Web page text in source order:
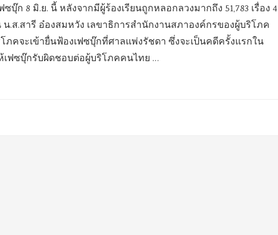
ก 8 มิ.ย. นี้ หลังจากมีผู้ร้องเรียนถูกหลอกลวงมากถึง 51,783 เรื่อง 4
น.ส.สารี อ๋องสมหวัง เลขาธิการสำนักงานสภาองค์กรของผู้บริโภค
ภคจะเข้ายื่นฟ้องเฟซบุ๊กที่ศาลแพ่งรัชดา ซึ่งจะเป็นคดีครั้งแรกใน
เฟซบุ๊กรับผิดชอบต่อผู้บริโภคคนไทย …